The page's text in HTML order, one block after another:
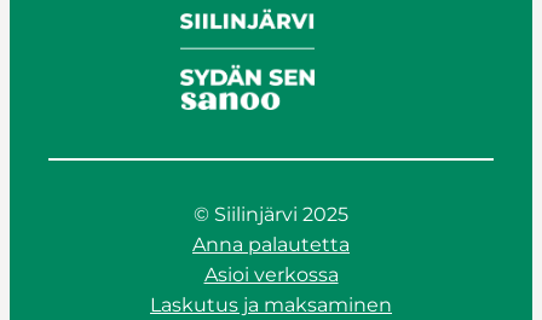
© Siilinjärvi 2025
Anna palautetta
Asioi verkossa
Laskutus ja maksaminen